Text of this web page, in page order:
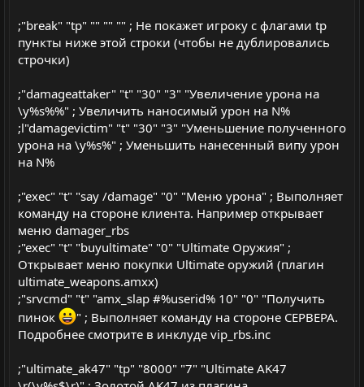
;"break" "tp" "" "" "" ; Не покажет игроку с флагами tp
пункты ниже этой строки (чтобы не дублировались
строчки)
;"damageattaker" "t" "30" "3" "Увеличение урона на
\y%s%%" ; Увеличить наносимый урон на N%
;l"damagevictim" "t" "30" "3" "Уменьшение полученного
урона на \y%s%" ; Уменьшить нанесенный випу урон
на N%
;"exec" "t" "say /damage" "0" "Меню урона" ; Выполняет
команду на стороне клиента. Например открывает
меню damager_rbs
;"exec" "t" "buyultimate" "0" "Ultimate Оружия" ;
Открывает меню покупки Ultimate оружий (плагин
ultimate_weapons.amxx)
;"srvcmd" "t" "amx_slap #%userid% 10" "0" "Получить
пинок
" ; Выполняет команду на стороне СЕРВЕРА.
Подробнее смотрите в инклуде vip_rbs.inc
;"ultimate_ak47" "tp" "8000" "7" "Ultimate AK47